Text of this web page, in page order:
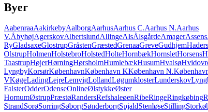
Byer
AabenraaAakirkebyAalborgAarhusAarhus C.Aarhus N.Aarhus
V.ÅbyhøjAgerskovAlbertslundAllingeAlsÅlsgårdeAmagerAssens
RyGladsaxeGlostrupGråstenGræstedGrenaaGreveGudhjem
OlstrupHolmenHolstebroHolstedHolteHornbækHornsletHorsens
TaastrupHøjerHørningHørsholmHumlebækHusumHvalsø
LyngbyKorsørKøbenhavnKøbenhavn KKøbenhavn N.
VKøgeLadingLejreLemvigLollandLøgumklosterLunderskov
FalsterOdderOdenseOnlineØlstykkeØster
HornumØstrupPræstøRandersRefshaleøenRibeRingeRingkøbing
StrandSorøSorringSøborgSønderborgSpjaldStenløseStilling